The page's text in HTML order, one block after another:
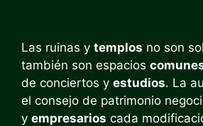
Las ruinas y templos no son
también son espacios
de conciertos y estudios. La
el consejo de patrimonio
y empresarios cada